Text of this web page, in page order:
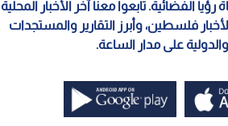
الفضائية. تابعوا معنا آخر الأخبار المحلية
فلسطين، وأبرز التقارير والمستجدات
والدولية على مدار الساعة.